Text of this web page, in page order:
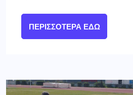
ΠΕΡΙΣΣΌΤΕΡΑ ΕΔΏ